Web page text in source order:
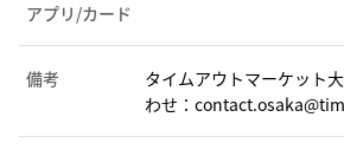
アプリ/カード
備考
タイムアウトマーケット
わせ：